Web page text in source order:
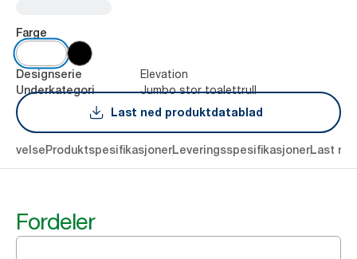
Farge
Designserie Elevation
Underkategori
Jumbo stor toalettrull
Last ned produktdatablad
ProduktspesifikasjonerLeveringsspesifikasjonerLast
Fordeler